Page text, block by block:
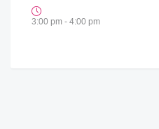
3:00 pm - 4:00 pm